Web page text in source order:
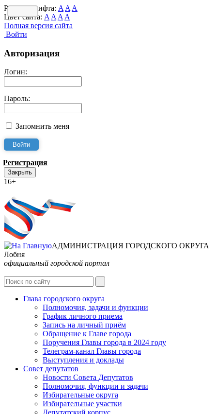
Размер шрифта: A A A
Цвет сайта: A A A A
Полная версия сайта
Войти
Авторизация
Логин:
Пароль:
Запомнить меня
Регистрация
Закрыть
16+
АДМИНИСТРАЦИЯ ГОРОДСКОГО ОКРУГА
Лобня
официальный городской портал
Глава городского округа
Полномочия, задачи и функции
График личного приема
Запись на личный приём
Обращение к Главе города
Поручения Главы города в 2024 году
Телеграм-канал Главы города
Выступления и доклады
Совет депутатов
Новости Совета Депутатов
Полномочия, функции и задачи
Избирательные округа
Избирательные участки